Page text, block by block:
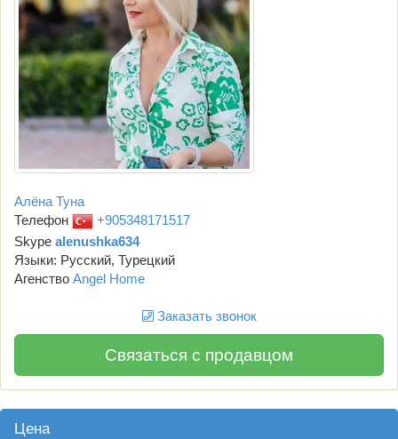
Алёна Туна
Телефон
+905348171517
Skype alenushka634
Языки: Русский, Турецкий
Агенство Angel Home
Заказать звонок
Связаться с продавцом
Цена